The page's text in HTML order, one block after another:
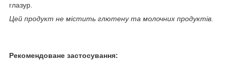
глазур.
Цей продукт не містить глютену та молочних продуктів.
Рекомендоване застосування: